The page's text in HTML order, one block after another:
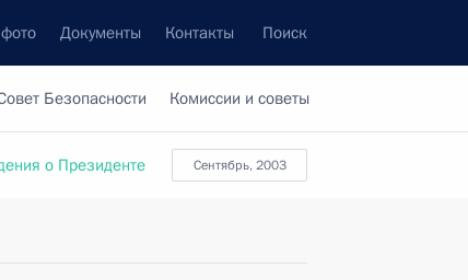
Документы Контакты Поиск
Безопасности Комиссии и советы
сентябрь, 2003
о Президенте